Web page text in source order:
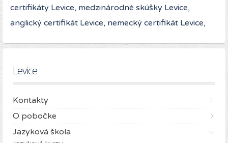
certifikáty Levice, medzinárodné skúšky Levice,
anglický certifikát Levice, nemecký certifikát Levice,
Levice
Kontakty
O pobočke
Jazyková škola